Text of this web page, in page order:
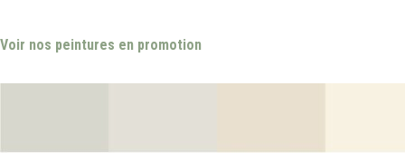
Voir nos peintures en promotion